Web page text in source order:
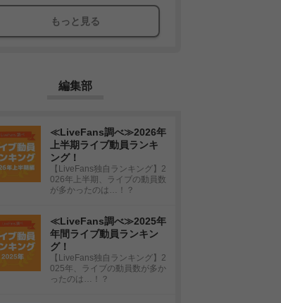
もっと見る
編集部
≪LiveFans調べ≫2026年
上半期ライブ動員ランキ
ング！
【LiveFans独自ランキング】2
026年上半期、ライブの動員数
が多かったのは…！？
≪LiveFans調べ≫2025年
年間ライブ動員ランキン
グ！
【LiveFans独自ランキング】2
025年、ライブの動員数が多か
ったのは…！？